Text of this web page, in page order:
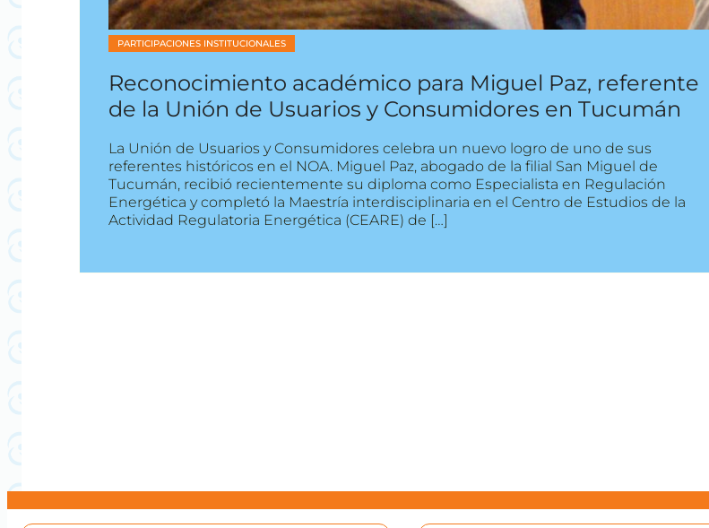
PARTICIPACIONES INSTITUCIONALES
Reconocimiento académico para Miguel Paz, referente
de la Unión de Usuarios y Consumidores en Tucumán
La Unión de Usuarios y Consumidores celebra un nuevo logro de uno de sus
referentes históricos en el NOA. Miguel Paz, abogado de la filial San Miguel de
Tucumán, recibió recientemente su diploma como Especialista en Regulación
Energética y completó la Maestría interdisciplinaria en el Centro de Estudios de la
Actividad Regulatoria Energética (CEARE) de […]